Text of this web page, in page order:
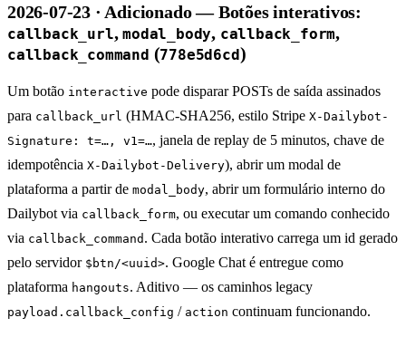
2026-07-23 · Adicionado — Botões interativos:
callback_url,modal_body, callback_form,
callback_command (778e5d6cd)
Um botão interactive pode disparar POSTs de saída assinados
para callback_url (HMAC-SHA256, estilo Stripe X-Dailybot-
Signature: t=…, v1=…, janela de replay de 5 minutos, chave de
idempotência X-Dailybot-Delivery), abrir um modal de
plataforma a partir de modal_body, abrir um formulário interno do
Dailybot via callback_form, ou executar um comando conhecido
via callback_command . Cada botão interativo carrega um id gerado
pelo servidor $btn/<uuid>. Google Chat é entregue como
plataforma hangouts. Aditivo — os caminhos legacy
payload.callback_config / action continuam funcionando.